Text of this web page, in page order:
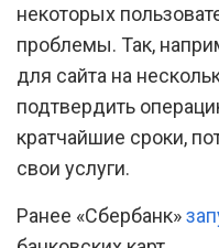
некоторых
проблемы. Так,
для сайта на
подтвердить
кратчайшие сроки,
свои услуги.
Ранее «Сбербанк»